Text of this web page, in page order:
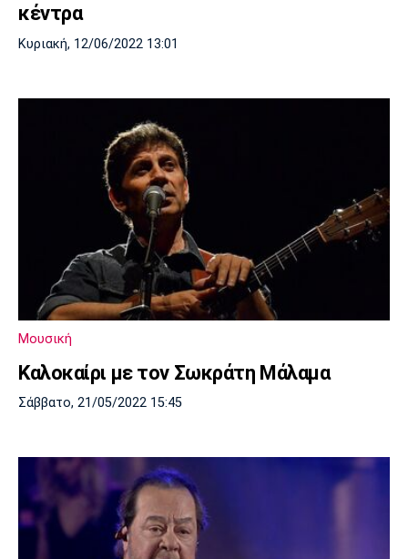
κέντρα
Κυριακή, 12/06/2022 13:01
Μουσική
Καλοκαίρι με τον Σωκράτη Μάλαμα
Σάββατο, 21/05/2022 15:45